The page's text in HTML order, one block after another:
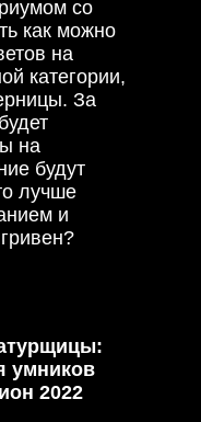
со
как можно
на
категории,
За
на
будут
лучше
и
умников
2022